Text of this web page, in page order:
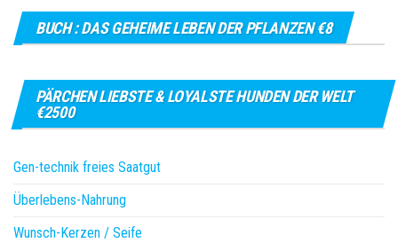
BUCH : DAS GEHEIME LEBEN DER PFLANZEN €8
PÄRCHEN LIEBSTE & LOYALSTE HUNDEN DER WELT
€2500
Gen-technik freies Saatgut
Überlebens-Nahrung
Wunsch-Kerzen / Seife